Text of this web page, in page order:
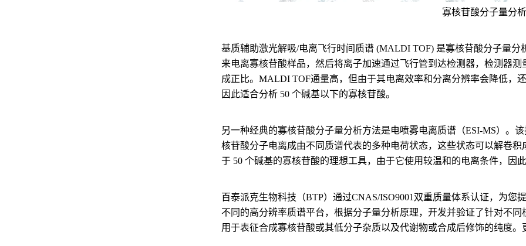
寡核苷酸分子量分析
基质辅助激光解吸/电离飞行时间质谱 (MALDI TOF) 是寡核苷酸分子量
来电离寡核苷酸样品，然后将离子加速通过飞行管到达检测器，检测器
成正比。MALDI TOF通量高，但由于其电离效率和分离分辨率会降低，
因此适合分析 50 个碱基以下的寡核苷酸。
另一种经典的寡核苷酸分子量分析方法是电喷雾电离质谱（ESI-MS）。
核苷酸分子电离成由不同质谱代表的多种电荷状态，这些状态可以解卷
于 50 个碱基的寡核苷酸的理想工具，由于它使用较温和的电离条件，因
百泰派克生物科技（BTP）通过CNAS/ISO9001双重质量体系认证，为
不同的高分辨率质谱平台，根据分子量分析原理，开发并验证了针对不
用于表征合成寡核苷酸或其低分子杂质以及代谢物或合成后修饰的纯度